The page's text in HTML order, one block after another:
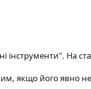
інструменти". На
якщо його явно